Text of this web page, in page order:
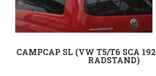
CAMPCAP SL (VW T5/T6 SCA
RADSTAND)